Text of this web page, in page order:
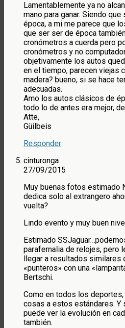
Lamentablemente ya no
mano para ganar. Siendo
época, a mi me parece que
que ser ser de época
cronómetros a cuerda pero
cronómetros y no
objetivamente los autos
en el tiempo, parecen viejas
madera? bueno, si se hace
adecuadas.
Amo los autos clásicos de
todo lo de antes era mejor,
Atte,
Güilbeis
Responder
cinturonga
27/09/2015
Muy buenas fotos estimado
dedica solo al extrangero
vuelta?
Lindo evento y muy buen
Estimado
parafernalia de relojes, pero
llegar a resultados similares
«punteros» con una
Bertschi.
Como en todos los
cosas a estos estándares. Y
puede ver la evolución en
también.